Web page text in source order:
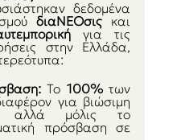
δεδομένα
διαΝΕΟσις και
για τις
στην Ελλάδα,
Το 100% των
για βιώσιμη
πρόσβαση σε